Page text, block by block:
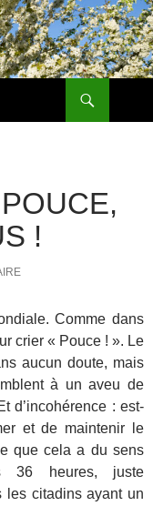
!
Comme dans
crier « Pouce ! ». Le
aucun doute, mais
à un aveu de
d’incohérence : est-
et de maintenir le
que cela a du sens
36 heures, juste
les citadins ayant un